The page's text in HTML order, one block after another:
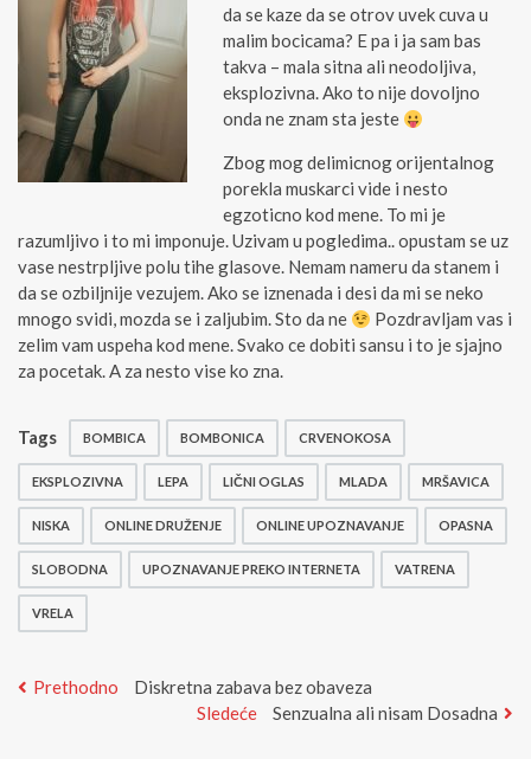
da se kaze da se otrov uvek cuva u
malim bocicama? E pa i ja sam bas
takva – mala sitna ali neodoljiva,
eksplozivna. Ako to nije dovoljno
onda ne znam sta jeste
Zbog mog delimicnog orijentalnog
porekla muskarci vide i nesto
egzoticno kod mene. To mi je
razumljivo i to mi imponuje. Uzivam u pogledima.. opustam se uz
vase nestrpljive polu tihe glasove. Nemam nameru da stanem i
da se ozbiljnije vezujem. Ako se iznenada i desi da mi se neko
mnogo svidi, mozda se i zaljubim. Sto da ne
Pozdravljam vas i
zelim vam uspeha kod mene. Svako ce dobiti sansu i to je sjajno
za pocetak. A za nesto vise ko zna.
Tags BOMBICA BOMBONICA CRVENOKOSA
EKSPLOZIVNA LEPA LIČNI OGLAS MLADA MRŠAVICA
NISKA ONLINE DRUŽENJE ONLINE UPOZNAVANJE OPASNA
SLOBODNA UPOZNAVANJE PREKO INTERNETA VATRENA
VRELA
Kretanje
Prethodno
Previous
Diskretna zabava bez obaveza
Sledeće
Next
Senzualna ali nisam Dosadna